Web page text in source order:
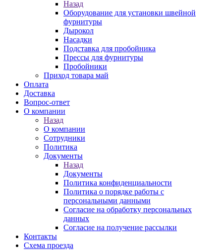
Назад
Оборудование для установки швейной
фурнитуры
Дырокол
Насадки
Подставка для пробойника
Прессы для фурнитуры
Пробойники
Приход товара май
Оплата
Доставка
Вопрос-ответ
О компании
Назад
О компании
Сотрудники
Политика
Документы
Назад
Документы
Политика конфиденциальности
Политика о порядке работы с
персональными данными
Согласие на обработку персональных
данных
Согласие на получение рассылки
Контакты
Схема проезда